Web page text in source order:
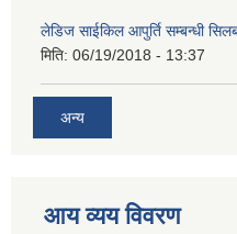
लेडिज साईकिल आपुर्ति सम्बन्धी
मिति: 06/19/2018 - 13:37
अन्य
आय व्यय विवरण